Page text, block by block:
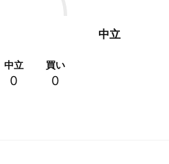
中立
中立
0
買い
0